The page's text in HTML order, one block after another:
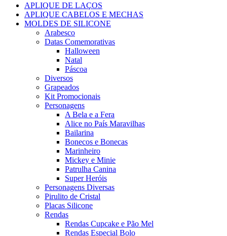
APLIQUE DE LAÇOS
APLIQUE CABELOS E MECHAS
MOLDES DE SILICONE
Arabesco
Datas Comemorativas
Halloween
Natal
Páscoa
Diversos
Grapeados
Kit Promocionais
Personagens
A Bela e a Fera
Alice no País Maravilhas
Bailarina
Bonecos e Bonecas
Marinheiro
Mickey e Minie
Patrulha Canina
Super Heróis
Personagens Diversas
Pirulito de Cristal
Placas Silicone
Rendas
Rendas Cupcake e Pão Mel
Rendas Especial Bolo